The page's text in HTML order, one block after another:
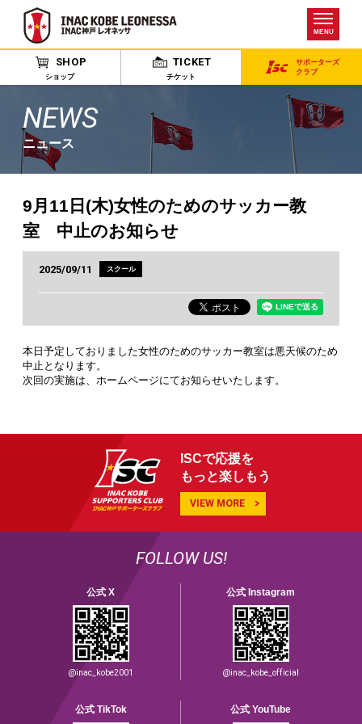
MENU
SHOP
ショップ
TICKET
チケット
サポーターズ
クラブ
NEWS
ニュース
9月11日(木)女性のためのサッカー教
室 中止のお知らせ
2025/09/11 スクール
本日予定しておりました女性のためのサッカー教室は悪天候のため
中止となります。
次回の実施は、ホームページにてお知らせいたします。
ISCで応援を
もっと楽しもう
VIEW MORE
FOLLOW US!
公式 X
@inac_kobe2001
公式 Instagram
@inac_kobe_official
公式 TikTok 公式 YouTube